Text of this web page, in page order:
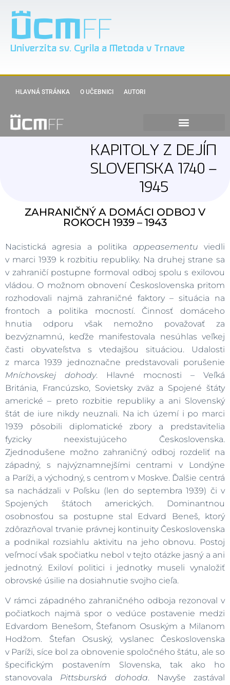
Univerzita sv. Cyrila a Metoda v Trnave
HLAVNÁ STRÁNKA O UČEBNICI AUTORI
KAPITOLY Z DEJÍN
SLOVENSKA 1740 –
1945
ZAHRANIČNÝ A DOMÁCI ODBOJ V
ROKOCH 1939 – 1943
Nacistická agresia a politika appeasementu viedli
v marci 1939 k rozbitiu republiky. Na druhej strane sa
v zahraničí postupne formoval odboj spolu s exilovou
vládou. O možnom obnovení Československa pritom
rozhodovali najmä zahraničné faktory – situácia na
frontoch a politika mocností. Činnosť domáceho
hnutia odporu však nemožno považovať za
bezvýznamnú, keďže manifestovala nesúhlas veľkej
časti obyvateľstva s vtedajšou situáciou. Udalosti
z marca 1939 jednoznačne predstavovali porušenie
Mníchovskej dohody. Hlavné mocnosti – Veľká
Británia, Francúzsko, Sovietsky zväz a Spojené štáty
americké – preto rozbitie republiky a ani Slovenský
štát de iure nikdy neuznali. Na ich území i po marci
1939 pôsobili diplomatické zbory a predstavitelia
fyzicky neexistujúceho Československa.
Zjednodušene možno zahraničný odboj rozdeliť na
západný, s najvýznamnejšími centrami v Londýne
a Paríži, a východný, s centrom v Moskve. Ďalšie centrá
sa nachádzali v Poľsku (len do septembra 1939) či v
Spojených štátoch amerických. Dominantnou
osobnosťou sa postupne stal Edvard Beneš, ktorý
zdôrazňoval trvanie právnej kontinuity Československa
a podnikal rozsiahlu aktivitu na jeho obnovu. Postoj
veľmocí však spočiatku nebol v tejto otázke jasný a ani
jednotný. Exiloví politici i jednotky museli vynaložiť
obrovské úsilie na dosiahnutie svojho cieľa.
V rámci západného zahraničného odboja rezonoval v
počiatkoch najmä spor o vedúce postavenie medzi
Edvardom Benešom, Štefanom Osuským a Milanom
Hodžom. Štefan Osuský, vyslanec Československa
v Paríži, síce bol za obnovenie spoločného štátu, ale so
špecifickým postavením Slovenska, tak ako ho
stanovovala Pittsburská dohoda. Navyše zastával